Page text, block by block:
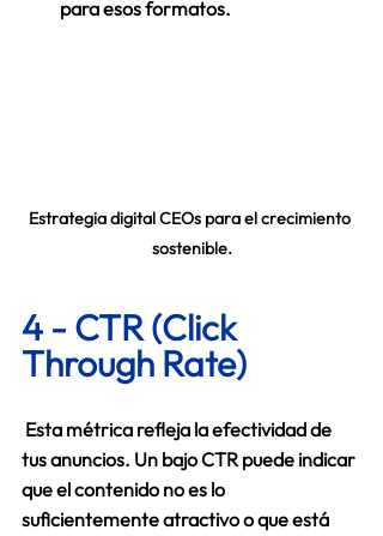
para esos formatos.
Estrategia digital CEOs para el crecimiento
sostenible.
4 - CTR (Click
Through Rate)
Esta métrica refleja la efectividad de
tus anuncios. Un bajo CTR puede indicar
que el contenido no es lo
suficientemente atractivo o que está